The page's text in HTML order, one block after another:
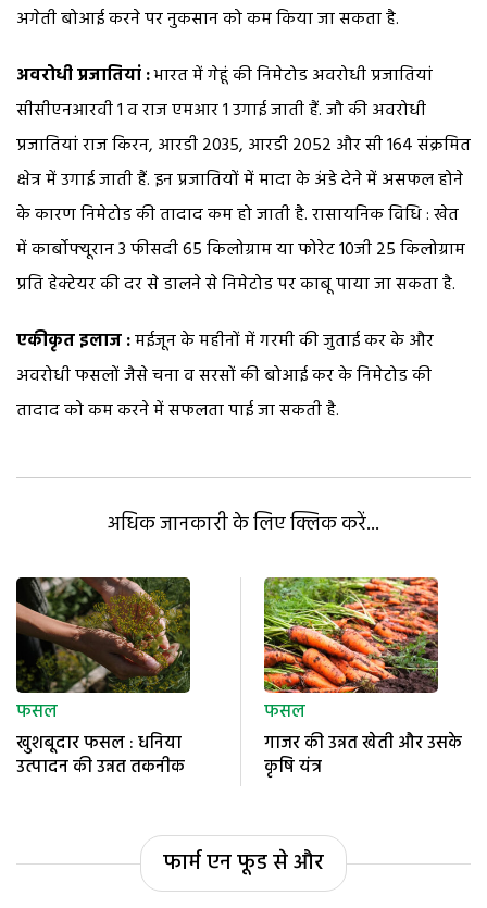
अगेती बोआई करने पर नुकसान को कम किया जा सकता है.
अवरोधी प्रजातियां :भारत में गेहूं की निमेटोड अवरोधी प्रजातियां
सीसीएनआरवी 1 व राज एमआर 1 उगाई जाती हैं. जौ की अवरोधी
प्रजातियां राज किरन, आरडी 2035, आरडी 2052 और सी 164 संक्रमित
क्षेत्र में उगाई जाती हैं. इन प्रजातियों में मादा के अंडे देने में असफल होने
के कारण निमेटोड की तादाद कम हो जाती है. रासायनिक विधि : खेत
में कार्बोफ्यूरान 3 फीसदी 65 किलोग्राम या फोरेट 10जी 25 किलोग्राम
प्रति हेक्टेयर की दर से डालने से निमेटोड पर काबू पाया जा सकता है.
एकीकृत इलाज :मईजून के महीनों में गरमी की जुताई कर के और
अवरोधी फसलों जैसे चना व सरसों की बोआई कर के निमेटोड की
तादाद को कम करने में सफलता पाई जा सकती है.
अधिक जानकारी के लिए क्लिक करें...
फसल
खुशबूदार फसल : धनिया
उत्पादन की उन्नत तकनीक
फसल
गाजर की उन्नत खेती और उसके
कृषि यंत्र
फार्म एन फूड से और